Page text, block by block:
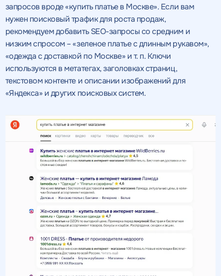
запросов вроде «купить платье в Москве». Если вам
нужен поисковый трафик для роста продаж,
рекомендуем добавить SEO-запросы со средним и
низким спросом – «зеленое платье с длинным рукавом»,
«одежда с доставкой по Москве» и т. п. Ключи
используются в метатегах, заголовках страниц,
текстовом контенте и описании изображений для
«Яндекса» и других поисковых систем.